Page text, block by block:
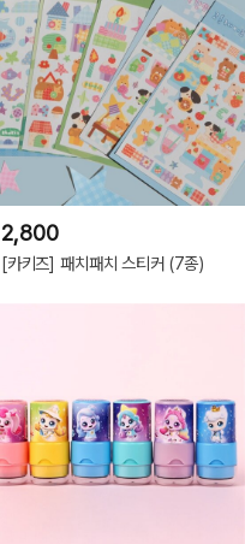
2,800
[카키즈] 패치패치 스티커 (7종)